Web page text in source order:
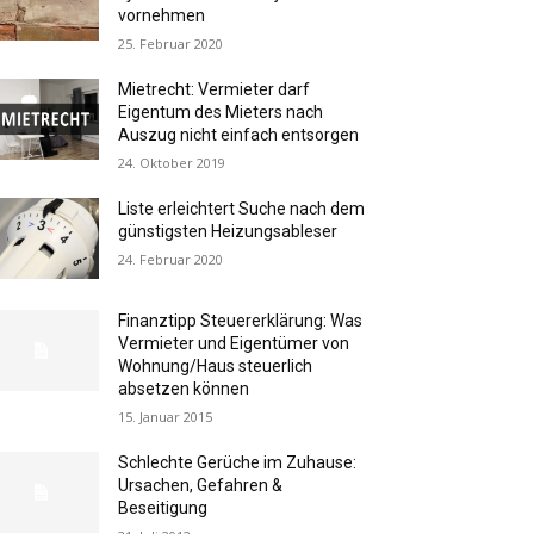
vornehmen
25. Februar 2020
Mietrecht: Vermieter darf
Eigentum des Mieters nach
Auszug nicht einfach entsorgen
24. Oktober 2019
Liste erleichtert Suche nach dem
günstigsten Heizungsableser
24. Februar 2020
Finanztipp Steuererklärung: Was
Vermieter und Eigentümer von
Wohnung/Haus steuerlich
absetzen können
15. Januar 2015
Schlechte Gerüche im Zuhause:
Ursachen, Gefahren &
Beseitigung